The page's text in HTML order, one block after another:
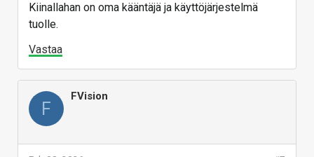
Kiinallahan on oma kääntäjä ja käyttöjärjestelmä
tuolle.
Vastaa
F
FVision